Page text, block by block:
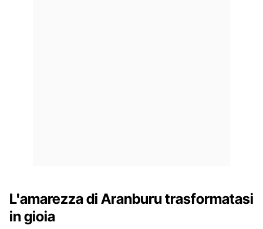
L'amarezza di Aranburu trasformatasi
in gioia